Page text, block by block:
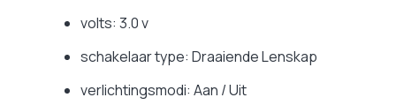
volts: 3.0 v
schakelaar type: Draaiende Lenskap
verlichtingsmodi: Aan / Uit